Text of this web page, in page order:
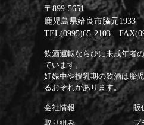
〒899-5651
鹿児島県姶良市脇元1933
TEL(0995)65-2103
飲酒運転ならびに未成年者
ています。
妊娠中や授乳期の飲酒は胎
るおそれがあります。
会社情報
販
取り組み
プ